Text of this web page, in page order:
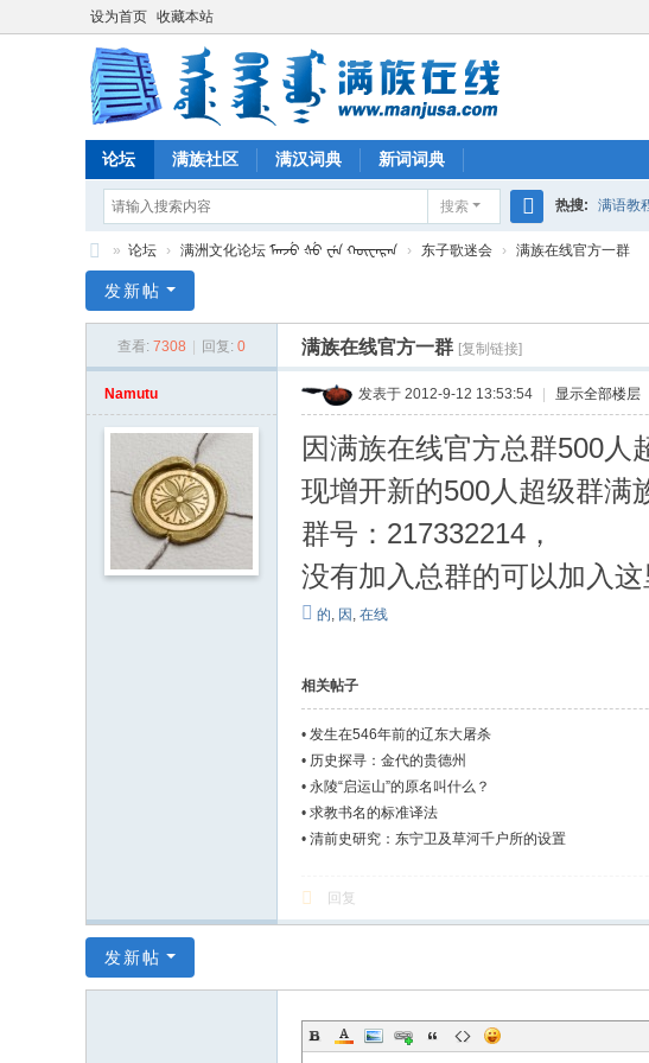
设为首页 收藏本站
论坛 满族社区 满汉词典 新词词典
搜索
搜
热搜: 满语教
百二老人语录
族
» 论坛 › 满洲文化论坛 ᠮᠠᠨᠵᡠ ᡧᡠ ᠸᡝᠨ ᡴᡡᠸᠠᡵᠠᠨ › 东子歌迷会 › 满族在线官方一群
发新帖
查看: 7308 回复: 0 满族在线官方一群 [复制链接]
Namutu 发表于 2012-9-12 13:53:54 显示全部楼层
因满族在线官方总群500人
现增开新的500人超级群满
群号：217332214，
没有加入总群的可以加入这
的, 因 , 在线
相关帖子
• 发生在546年前的辽东大屠杀
• 历史探寻：金代的贵德州
• 永陵“启运山”的原名叫什么？
• 求教书名的标准译法
• 清前史研究：东宁卫及草河千户所的设置
回复
发新帖